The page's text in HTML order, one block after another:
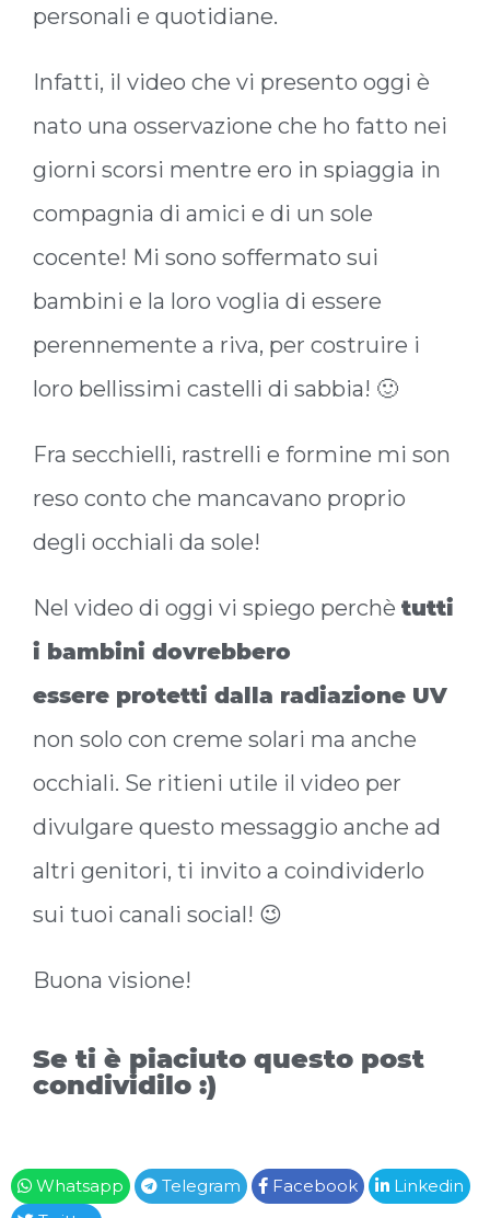
personali e quotidiane.
Infatti, il video che vi presento oggi è
nato una osservazione che ho fatto nei
giorni scorsi mentre ero in spiaggia in
compagnia di amici e di un sole
cocente! Mi sono soffermato sui
bambini e la loro voglia di essere
perennemente a riva, per costruire i
loro bellissimi castelli di sabbia! 🙂
Fra secchielli, rastrelli e formine mi son
reso conto che mancavano proprio
degli occhiali da sole!
Nel video di oggi vi spiego perchè tutti
i bambini dovrebbero
essere protetti dalla radiazione UV
non solo con creme solari ma anche
occhiali. Se ritieni utile il video per
divulgare questo messaggio anche ad
altri genitori, ti invito a coindividerlo
sui tuoi canali social! 😉
Buona visione!
Se ti è piaciuto questo post
condividilo :)
Whatsapp Telegram Facebook
Linkedin